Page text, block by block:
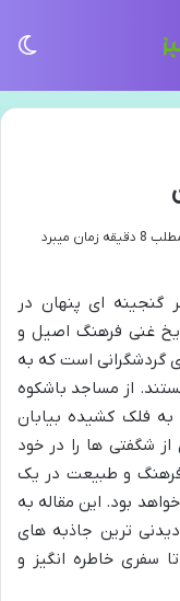
میبرد
ای پنهان در
غنی فرهنگ اصیل و
گردشگرانی است که به
از مساجد باشکوه
به فلک کشیده بیابان
شگفتی ها را در خود
و طبیعت در یک
بود. این مقاله به
ترین جاذبه های
سفری خاطره انگیز و